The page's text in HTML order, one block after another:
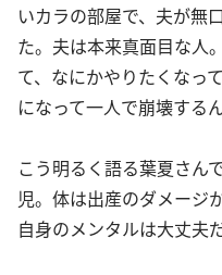
いカラの部屋で、夫が
た。夫は本来真面目な人
て、なにかやりたくなっ
になって一人で崩壊する
こう明るく語る葉夏さん
児。体は出産のダメージ
自身のメンタルは大丈夫